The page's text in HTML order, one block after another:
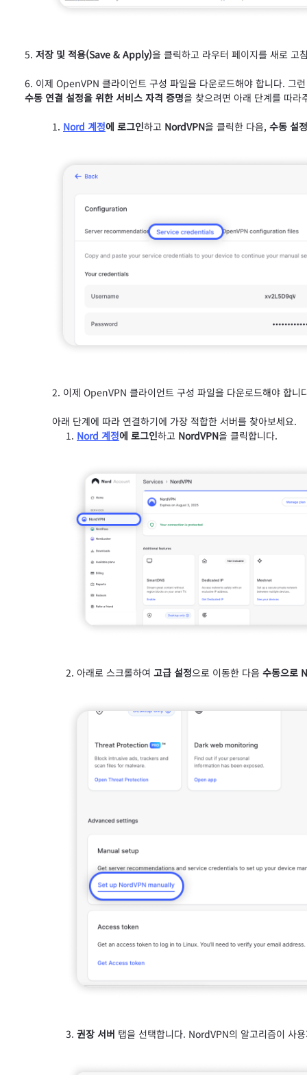
저장 및 적용(Save & Apply)을 클릭하고 라우터 페이지를 새로 고
이제 OpenVPN 클라이언트 구성 파일을 다운로드해야 합니다. 그
수동 연결 설정을 위한 서비스 자격 증명을 찾으려면 아래 단계를 따라
Nord 계정에 로그인하고 NordVPN을 클릭한 다음, 수동 설정
이제 OpenVPN 클라이언트 구성 파일을 다운로드해야 합니
아래 단계에 따라 연결하기에 가장 적합한 서버를 찾아보세요.
Nord 계정에 로그인하고 NordVPN을 클릭합니다.
아래로 스크롤하여 고급 설정으로 이동한 다음 수동으로
권장 서버 탭을 선택합니다. NordVPN의 알고리즘이 사